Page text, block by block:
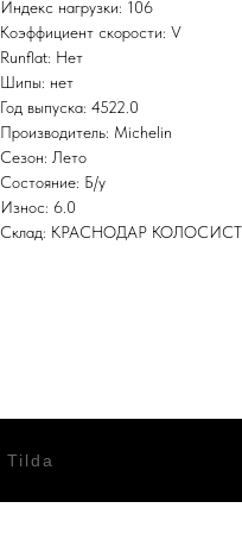
Индекс нагрузки: 106
Коэффициент скорости: V
Runflat: Нет
Шипы: нет
Год выпуска: 4522.0
Производитель: Michelin
Сезон: Лето
Состояние: Б/у
Износ: 6.0
Склад: КРАСНОДАР
Tilda